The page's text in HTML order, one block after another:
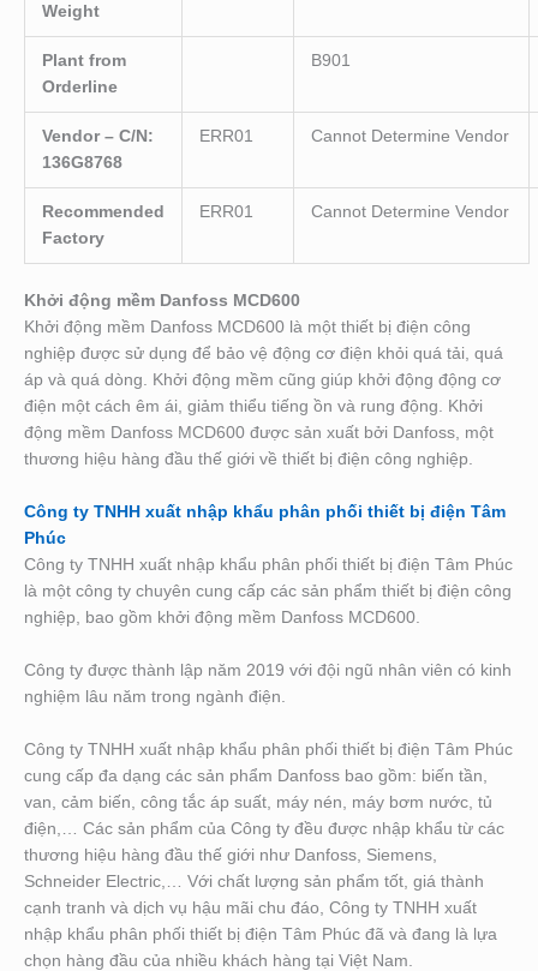
Weight
Plant from
Orderline
B901
Vendor – C/N:
136G8768
ERR01 Cannot Determine Vendor
Recommended
Factory
ERR01 Cannot Determine Vendor
Khởi động mềm Danfoss MCD600
Khởi động mềm Danfoss MCD600 là một thiết bị điện công
nghiệp được sử dụng để bảo vệ động cơ điện khỏi quá tải, quá
áp và quá dòng. Khởi động mềm cũng giúp khởi động động cơ
điện một cách êm ái, giảm thiểu tiếng ồn và rung động. Khởi
động mềm Danfoss MCD600 được sản xuất bởi Danfoss, một
thương hiệu hàng đầu thế giới về thiết bị điện công nghiệp.
Công ty TNHH xuất nhập khẩu phân phối thiết bị điện Tâm
Phúc
Công ty TNHH xuất nhập khẩu phân phối thiết bị điện Tâm Phúc
là một công ty chuyên cung cấp các sản phẩm thiết bị điện công
nghiệp, bao gồm khởi động mềm Danfoss MCD600.
Công ty được thành lập năm 2019 với đội ngũ nhân viên có kinh
nghiệm lâu năm trong ngành điện.
Công ty TNHH xuất nhập khẩu phân phối thiết bị điện Tâm Phúc
cung cấp đa dạng các sản phẩm Danfoss bao gồm: biến tần,
van, cảm biến, công tắc áp suất, máy nén, máy bơm nước, tủ
điện,… Các sản phẩm của Công ty đều được nhập khẩu từ các
thương hiệu hàng đầu thế giới như Danfoss, Siemens,
Schneider Electric,… Với chất lượng sản phẩm tốt, giá thành
cạnh tranh và dịch vụ hậu mãi chu đáo, Công ty TNHH xuất
nhập khẩu phân phối thiết bị điện Tâm Phúc đã và đang là lựa
chọn hàng đầu của nhiều khách hàng tại Việt Nam.